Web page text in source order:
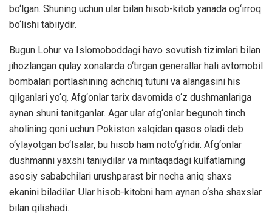
bo‘lgan. Shuning uchun ular bilan hisob-kitob yanada og‘irroq
bo‘lishi tabiiydir.
Bugun Lohur va Islomoboddagi havo sovutish tizimlari bilan
jihozlangan qulay xonalarda o‘tirgan generallar hali avtomobil
bombalari portlashining achchiq tutuni va alangasini his
qilganlari yo‘q. Afg‘onlar tarix davomida o‘z dushmanlariga
aynan shuni tanitganlar. Agar ular afg‘onlar begunoh tinch
aholining qoni uchun Pokiston xalqidan qasos oladi deb
o‘ylayotgan bo‘lsalar, bu hisob ham noto‘g‘ridir. Afg‘onlar
dushmanni yaxshi taniydilar va mintaqadagi kulfatlarning
asosiy sababchilari urushparast bir necha aniq shaxs
ekanini biladilar. Ular hisob-kitobni ham aynan o‘sha shaxslar
bilan qilishadi.